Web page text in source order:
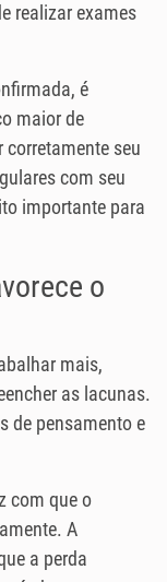
realizar exames
é
maior de
corretamente seu
com seu
importante para
o
mais,
as lacunas.
de pensamento e
com que o
A
a perda